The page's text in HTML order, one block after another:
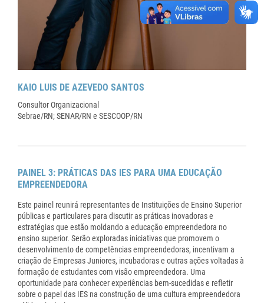
KAIO LUIS DE AZEVEDO SANTOS
Consultor Organizacional
Sebrae/RN; SENAR/RN e SESCOOP/RN
PAINEL 3: PRÁTICAS DAS IES PARA UMA EDUCAÇÃO
EMPREENDEDORA
Este painel reunirá representantes de Instituições de Ensino Superior
públicas e particulares para discutir as práticas inovadoras e
estratégias que estão moldando a educação empreendedora no
ensino superior. Serão exploradas iniciativas que promovem o
desenvolvimento de competências empreendedoras, incentivam a
criação de Empresas Juniores, incubadoras e outras ações voltadas à
formação de estudantes com visão empreendedora. Uma
oportunidade para conhecer experiências bem-sucedidas e refletir
sobre o papel das IES na construção de uma cultura empreendedora